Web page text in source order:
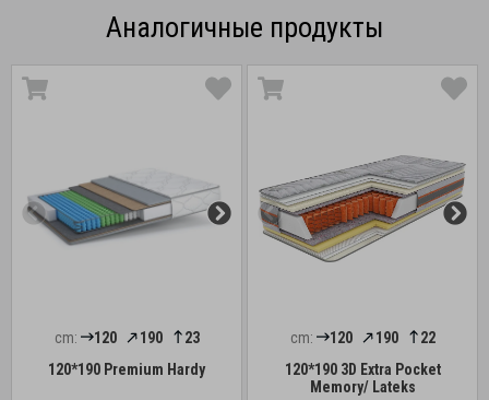
Аналогичные продукты
cm: 120 190
23
120*190 Premium Hardy
cm: 120 190
22
120*190 3D Extra Pocket
Memory/ Lateks